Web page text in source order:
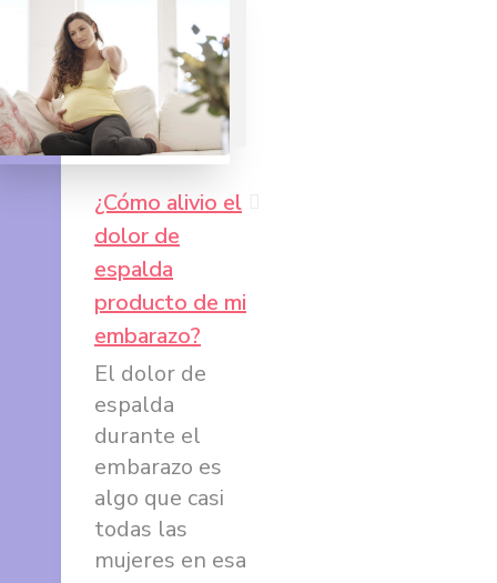
¿Cómo alivio el
dolor de
espalda
producto de mi
embarazo?
en
Google
El dolor de
espalda
durante el
embarazo es
algo que casi
todas las
mujeres en esa